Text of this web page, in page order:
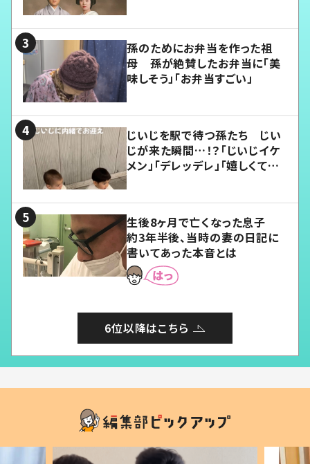
孫のためにお弁当を作った祖
母 孫が絶賛したお弁当に「美
味しそう」「お弁当すごい」
じいじを駅で待つ孫たち じい
じが来た瞬間…！？「じいじイケ
メン」「デレッデレ」「嬉しくて可
生後8ヶ月で亡くなった息子
約3年半後、当時の妻の日記に
書いてあった本音とは
6位以降はこちら